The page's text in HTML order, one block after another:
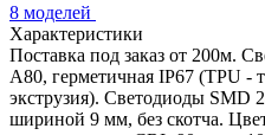
8 моделей
Характеристики
Поставка под заказ от 200м.
A80, герметичная IP67 (TPU -
экструзия). Светодиоды SMD
шириной 9 мм, без скотча.